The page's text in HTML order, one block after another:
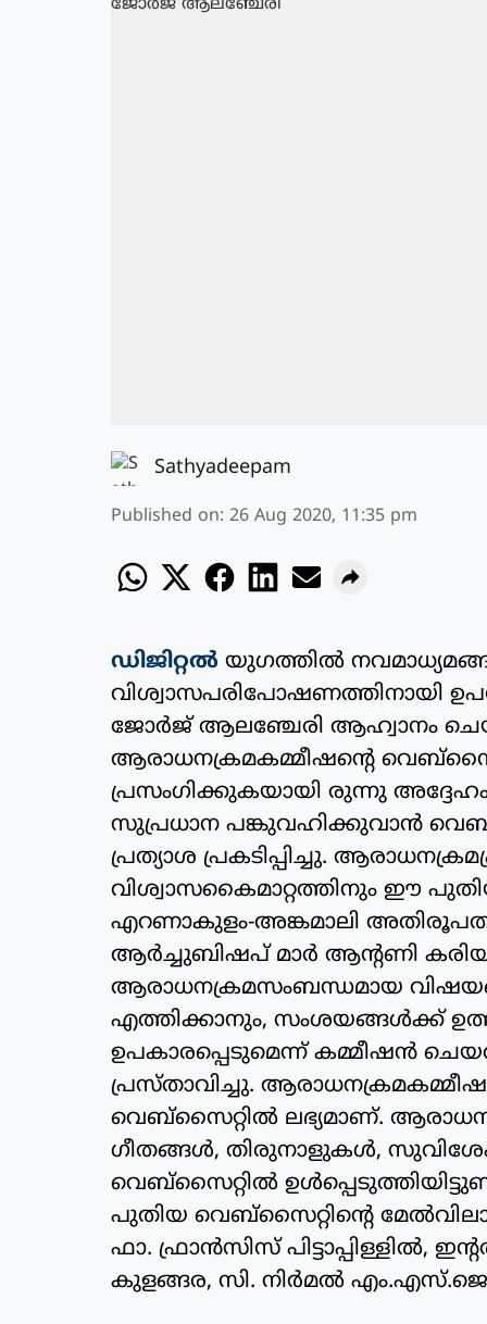
Sathyadeepam
Published on: 26 Aug 2020, 11:35 pm
ഡിജിറ്റല്‍ യുഗത്തില്‍
വിശ്വാസപരിപോഷണത്തിനായി
ജോര്‍ജ് ആലഞ്ചേരി ആഹ്വാനം
ആരാധനക്രമകമ്മീഷന്റെ
പ്രസംഗിക്കുകയായി രുന്നു
സുപ്രധാന പങ്കുവഹിക്കുവാന്‍
പ്രത്യാശ പ്രകടിപ്പിച്ചു.
വിശ്വാസകൈമാറ്റത്തിനും ഈ പുതിയ
എറണാകുളം-അങ്കമാലി അതിരൂപതാ
ആര്‍ച്ചുബിഷപ് മാര്‍ ആന്റണി
ആരാധനക്രമസംബന്ധമായ
എത്തിക്കാനും, സംശയങ്ങള്‍ക്ക്
ഉപകാരപ്പെടുമെന്ന് കമ്മീഷന്‍
പ്രസ്താവിച്ചു.
വെബ്‌സൈറ്റില്‍ ലഭ്യമാണ്.
ഗീതങ്ങള്‍, തിരുനാളുകള്‍,
വെബ്‌സൈറ്റില്‍
പുതിയ വെബ്‌സൈറ്റിന്റെ
ഫാ. ഫ്രാന്‍സിസ് പിട്ടാപ്പിള്ളില്‍,
കുളങ്ങര, സി. നിര്‍മല്‍